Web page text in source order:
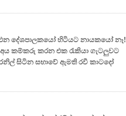
දේශපාලකයෝ හිටියට නායකයෝ නෑ!
කම්කරු කරන එක රැකියා ගැටලුවට
සිටින සභාවේ ඇමති රවී කාටදෝ